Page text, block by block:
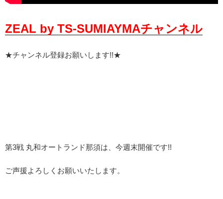
ZEAL by TS-SUMIAYMAチャンネル
★チャンネル登録お願いします!!★
第3戦 丸和オートランド那須は、今週末開催です!!
ご声援よろしくお願いいたします。